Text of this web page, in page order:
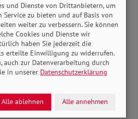
auf Instagram
und Dienste von Drittanbietern, um
zu bieten und auf Basis von
weiter zu verbessern. Sie können
Cookies und Dienste wir
haben Sie jederzeit die
erteilte Einwilligung zu widerrufen.
auch zur Datenverarbeitung durch
in unserer Datenschutzerklärung
Alle ablehnen Alle annehmen